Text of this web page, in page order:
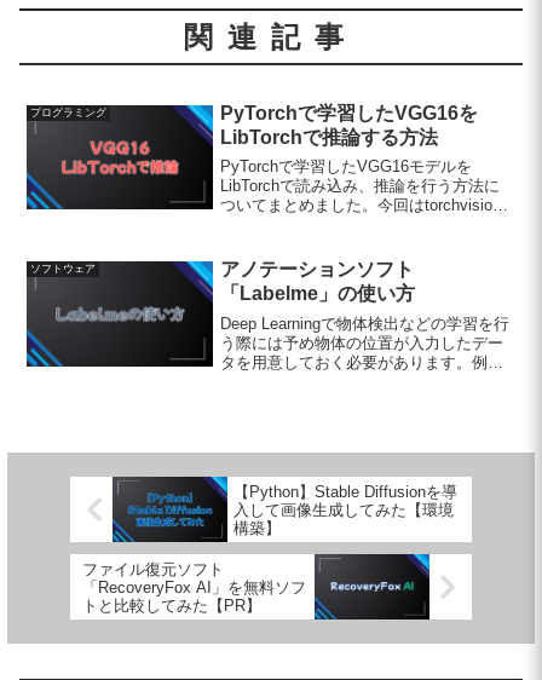
関連記事
プログラミング
PyTorchで学習したVGG16を
LibTorchで推論する方法
PyTorchで学習したVGG16モデルを
LibTorchで読み込み、推論を行う方法に
ついてまとめました。今回はtorchvision
論を実行し、PyTorchで...
ソフトウェア
アノテーションソフト
「Labelme」の使い方
Deep Learningで物体検出などの学習を行
う際には予め物体の位置が入力したデー
タを用意しておく必要があります。例え
【Python】Stable Diffusionを導
入して画像生成してみた【環境
構築】
ファイル復元ソフト
「RecoveryFox AI」を無料ソフ
トと比較してみた【PR】